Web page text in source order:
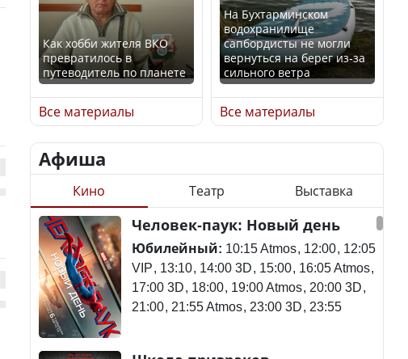
Ең төменгі жалақы,
алимент, экология: жеті
партия сайлаушылармен
нені талқылап жатыр?
алименты, экология — о
чем говорят с
избирателями
представители партий
Луну признали объектом
культурного наследия,
находящегося под
угрозой исчезновения
Станет ли
метапневмовирус
эпидемией, рассказали в
ВОЗ
Как хобби жителя ВКО
превратилось в
путеводитель по планете
Все материалы
На Бухтарминском
водохранилище
сапбордисты не могли
вернуться на берег из-за
сильного ветра
Все материалы
Афиша
Кино Театр Выставка
Человек-паук: Новый день
Юбилейный: 10:15 Atmos 12:00 12:05
VIP 13:10 14:00 3D 15:00 16:05 Atmos
17:00 3D 18:00 19:00 Atmos 20:00 3D
21:00 21:55 Atmos 23:00 3D 23:55